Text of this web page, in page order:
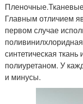
Главным отличием
первом случае
синтетическая
полиуретаном. У
и минусы.